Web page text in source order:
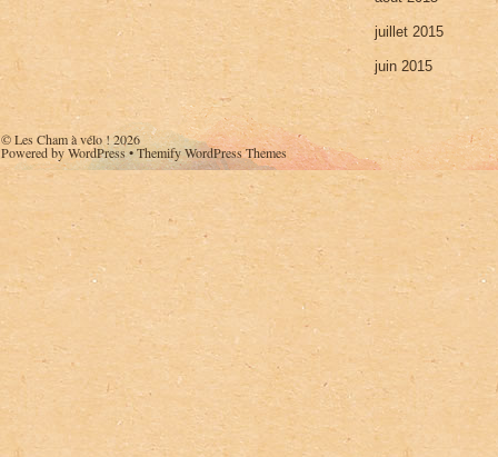
juillet 2015
juin 2015
©Les Cham à vélo !2026
Powered byWordPress•Themify WordPress Themes